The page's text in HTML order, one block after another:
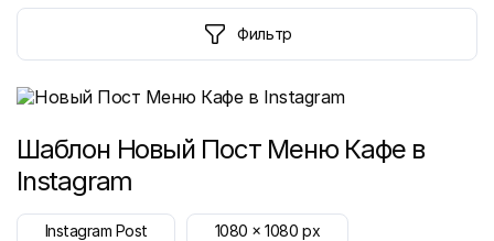
Фильтр
Шаблон Новый Пост Меню Кафе в
Instagram
Instagram Post 1080 x1080 px